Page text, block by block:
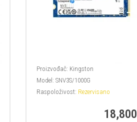
Proizvođač: Kingston
Model: SNV3S/1000G
Raspoloživost: Rezervisano
18,800